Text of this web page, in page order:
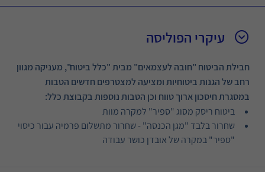
עיקרי הפוליסה
חבילת הביטוח "חובה לעצמאים" מבית "כלל ביטוח", מעניקה מגוון
רחב של הגנות ביטוחיות ומציעה למצטרפים חדשים הטבות
במסגרת חיסכון ארוך טווח וכן הטבות נוספות בקבוצת כלל:
ביטוח ריסק מסוג "ספיר" למקרה מוות
שחרור בלבד "מגן הכנסה" - שחרור מתשלום פרמיה עבור כיסוי
"ספיר" במקרה של אובדן כושר עבודה